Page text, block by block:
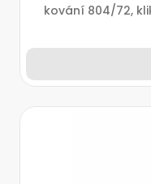
kování 804/72,